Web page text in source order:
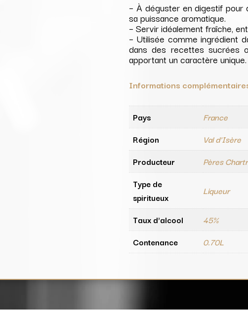
– À déguster en digestif
sa puissance aromatique.
– Servir idéalement fraîche,
– Utilisée comme ingrédient
dans des recettes sucrées
apportant un caractère unique.
Informations
Pays
France
Région
Val d'Isère
Producteur
Pères
Type de
spiritueux
Liqueur
Taux d'alcool
45%
Contenance
0.70L